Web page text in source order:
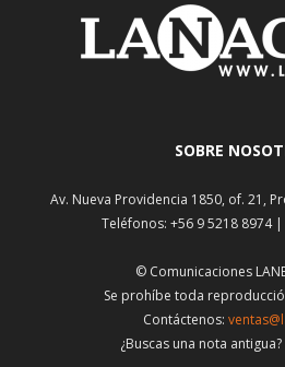
SOBRE
Av. Nueva Providencia 1850, of. 21,
Teléfonos: +56 9 5218 8974
© Comunicaciones
Se prohíbe toda
Contáctenos:
¿Buscas una nota antigua?